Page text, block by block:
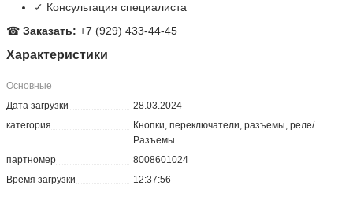
✓ Консультация специалиста
☎Заказать: +7 (929) 433-44-45
Характеристики
Основные
Дата загрузки
28.03.2024
категория
Кнопки, переключатели, разъемы, реле/
Разъемы
партномер
8008601024
Время загрузки
12:37:56